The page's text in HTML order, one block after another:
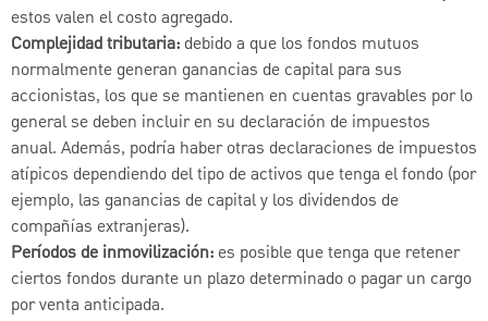
estos valen el costo agregado.
Complejidad tributaria: debido a que los fondos mutuos
normalmente generan ganancias de capital para sus
accionistas, los que se mantienen en cuentas gravables por lo
general se deben incluir en su declaración de impuestos
anual. Además, podría haber otras declaraciones de impuestos
atípicos dependiendo del tipo de activos que tenga el fondo (por
ejemplo, las ganancias de capital y los dividendos de
compañías extranjeras).
Períodos de inmovilización:es posible que tenga que retener
ciertos fondos durante un plazo determinado o pagar un cargo
por venta anticipada.